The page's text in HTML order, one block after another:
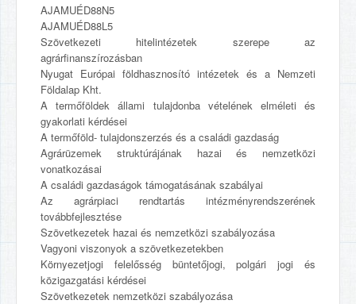
AJAMUÉD88N5
AJAMUÉD88L5
Szövetkezeti hitelintézetek szerepe az
agrárfinanszírozásban
Nyugat Európai földhasznosító intézetek és a Nemzeti
Földalap Kht.
A termőföldek állami tulajdonba vételének elméleti és
gyakorlati kérdései
A termőföld- tulajdonszerzés és a családi gazdaság
Agrárüzemek struktúrájának hazai és nemzetközi
vonatkozásai
A családi gazdaságok támogatásának szabályai
Az agrárpiaci rendtartás intézményrendszerének
továbbfejlesztése
Szövetkezetek hazai és nemzetközi szabályozása
Vagyoni viszonyok a szövetkezetekben
Környezetjogi felelősség büntetőjogi, polgári jogi és
közigazgatási kérdései
Szövetkezetek nemzetközi szabályozása